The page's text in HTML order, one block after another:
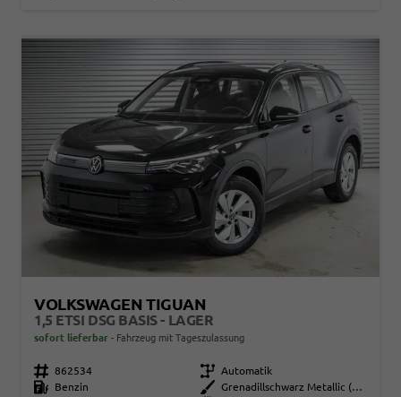
VOLKSWAGEN TIGUAN
1,5 ETSI DSG BASIS - LAGER
sofort lieferbar Fahrzeug mit Tageszulassung
Fahrzeugnr. 862534 Getriebe Automatik
Kraftstoff
Benzin Außenfarbe Grenadillschwarz Metallic (0E)